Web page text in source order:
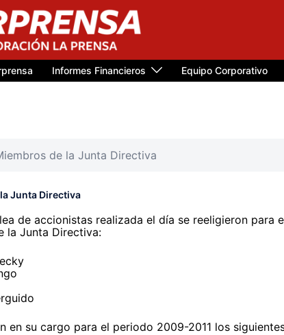
Informes Financieros Equipo Corporativo
de la Junta Directiva
Junta Directiva
de accionistas realizada el día se reeligieron para
la Junta Directiva:
en su cargo para el periodo 2009-2011 los